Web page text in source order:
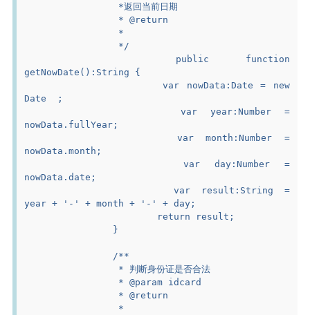
		 *返回当前日期
		 * @return
		 *
		 */
getNowDate():String {
Date  ;
nowData.fullYear;
nowData.month;
			var day:Number =
nowData.date;
year + '-' + month + '-' + day;
			return result;
		}
		/**
		 * 判断身份证是否合法
		 * @param idcard
		 * @return
		 *